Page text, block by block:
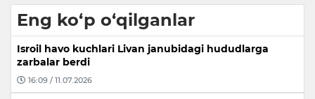
Eng ko‘p o‘qilganlar
Isroil havo kuchlari Livan janubidagi hududlarga
zarbalar berdi
16:09 / 11.07.2026